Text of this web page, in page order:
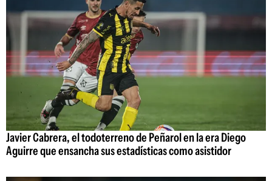
Javier Cabrera, el todoterreno de Peñarol en la era Diego
Aguirre que ensancha sus estadísticas como asistidor